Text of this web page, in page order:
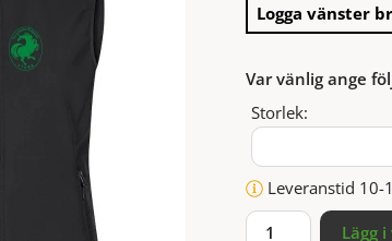
Logga vänster
Var vänlig ange
Storlek:
Leveranstid 10-
Lägg